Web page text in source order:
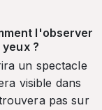
l'observer
?
un spectacle
visible dans
pas sur